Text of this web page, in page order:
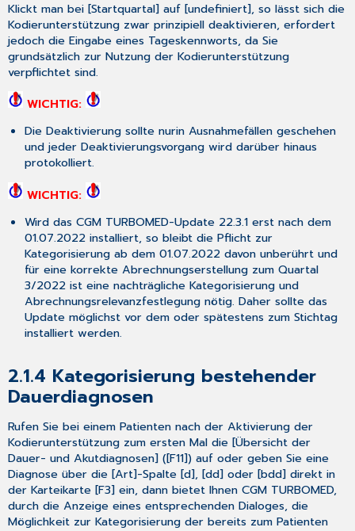
eArztbrief
express
3.7.4
eArztbrief
express
Einstellungen
Vorauswahl
des
Hausarztes
eArztbrief
express
Fachärzte
mediverbund
3.8
Aus
IMS
wird
IQVIA
und
Einstellungen
Optimierungen
in
CGM
TURBOMED
3.9.1
Aktivierung
Klickt man bei [Startquartal] auf [undefiniert], so lässt sich die
Kodierunterstützung zwar prinzipiell deaktivieren, erfordert
jedoch die Eingabe eines Tageskennworts, da Sie
grundsätzlich zur Nutzung der Kodierunterstützung
verpflichtet sind.
WICHTIG:
Die Deaktivierungsollte nurin Ausnahmefällengeschehen
und jeder Deaktivierungsvorgang wird darüber hinaus
protokolliert.
WICHTIG:
Wird das CGM TURBOMED-Update 22.3.1 erst nach dem
01.07.2022 installiert, so bleibt die Pflicht zur
Kategorisierung ab dem 01.07.2022 davon unberührt und
für eine korrekte Abrechnungserstellung zum Quartal
3/2022 ist eine nachträgliche Kategorisierung und
Abrechnungsrelevanzfestlegung nötig. Daher sollte das
Update möglichst vor dem oder spätestens zum Stichtag
installiert werden.
2.1.4 Kategorisierung bestehender
Dauerdiagnosen
Rufen Sie bei einem Patienten nach der Aktivierung der
Kodierunterstützung zum ersten Mal die [Übersicht der
Dauer- und Akutdiagnosen] ([F11]) auf oder geben Sie eine
Diagnose über die [Art]-Spalte [d], [dd] oder [bdd] direkt in
der Karteikarte [F3] ein, dann bietet Ihnen CGM TURBOMED,
durch die Anzeige eines entsprechenden Dialoges, die
Möglichkeit zur Kategorisierung der bereits zum Patienten